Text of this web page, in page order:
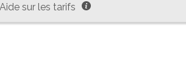
Aide sur les tarifs